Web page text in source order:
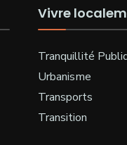
Vivre
Tranquillité
Urbanisme
Transports
Transition